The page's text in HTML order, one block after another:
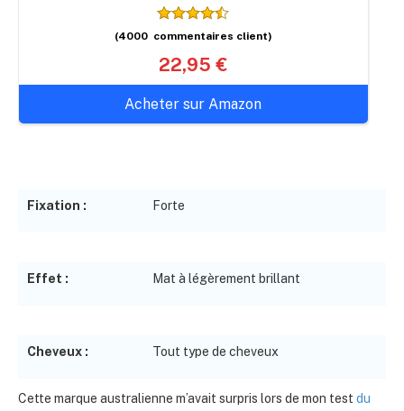
(4000 commentaires client)
22,95 €
Acheter sur Amazon
Fixation : Forte
Effet : Mat à légèrement brillant
Cheveux : Tout type de cheveux
Cette marque australienne m’avait surpris lors de mon test du